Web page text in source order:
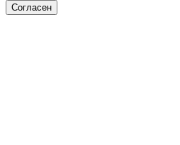
Согласен